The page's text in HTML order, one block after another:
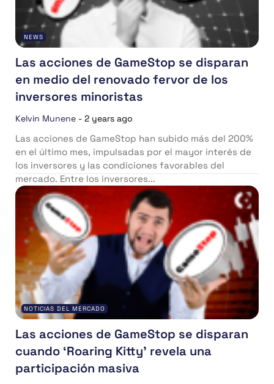
NEWS
Las acciones de GameStop se disparan
en medio del renovado fervor de los
inversores minoristas
Kelvin Munene - 2 years ago
Las acciones de GameStop han subido más del 200%
en el último mes, impulsadas por el mayor interés de
los inversores y las condiciones favorables del
mercado. Entre los inversores...
NOTICIAS DEL MERCADO
Las acciones de GameStop se disparan
cuando ‘Roaring Kitty’ revela una
participación masiva